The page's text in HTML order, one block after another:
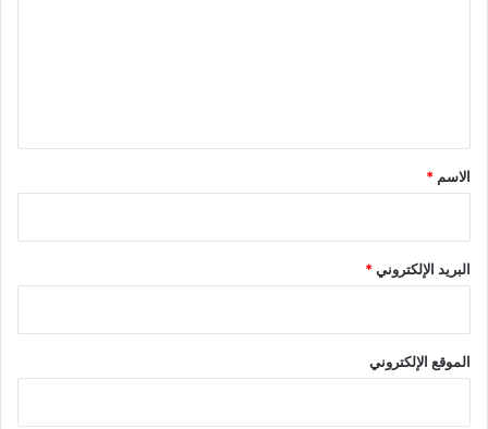
*
الاسم *
البريد الإلكتروني*
الموقع الإلكتروني